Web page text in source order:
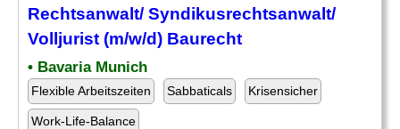
Rechtsanwalt/ Syndikusrechtsanwalt/
Volljurist (m/w/d) Baurecht
• Bavaria Munich
Flexible Arbeitszeiten Sabbaticals Krisensicher
Work-Life-Balance